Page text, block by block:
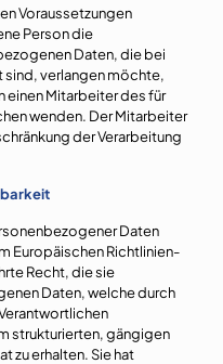
Voraussetzungen
Person die
Daten, die bei
verlangen möchte,
einen Mitarbeiter des für
wenden. Der Mitarbeiter
der Verarbeitung
Daten
Europäischen Richtlinien-
Recht, die sie
Daten, welche durch
strukturierten, gängigen
zu erhalten. Sie hat